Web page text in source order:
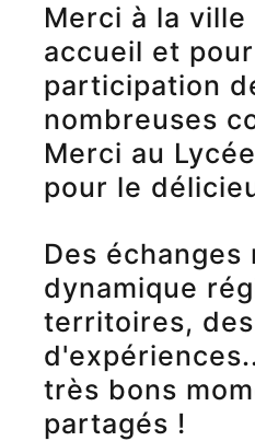
Merci à la ville
accueil et
participation
nombreuses
Merci au
pour le
Des échanges
dynamique
territoires,
très bons
partagés !